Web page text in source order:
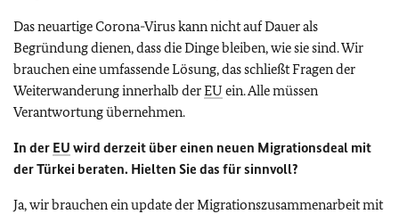
Das neuartige Corona-Virus kann nicht auf Dauer als
Begründung dienen, dass die Dinge bleiben, wie sie sind. Wir
brauchen eine umfassende Lösung, das schließt Fragen der
Weiterwanderung innerhalb derEU ein. Alle müssen
Verantwortung übernehmen.
In der EU wird derzeit über einen neuen Migrationsdeal mit
der Türkei beraten. Hielten Sie das für sinnvoll?
Ja, wir brauchen ein update der Migrationszusammenarbeit mit